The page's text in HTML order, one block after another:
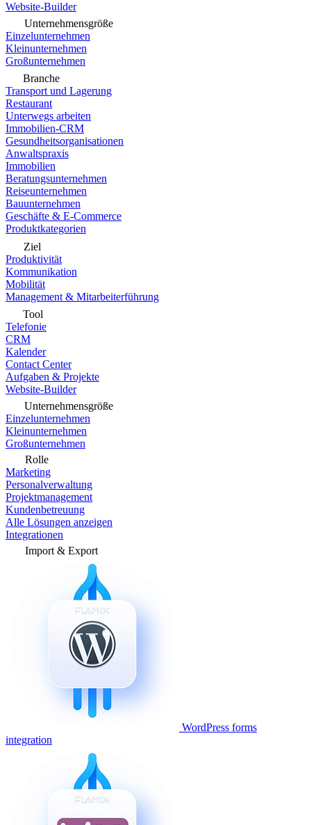
Website-Builder
Unternehmensgröße
Einzelunternehmen
Kleinunternehmen
Großunternehmen
Branche
Transport und Lagerung
Restaurant
Unterwegs arbeiten
Immobilien-CRM
Gesundheitsorganisationen
Anwaltspraxis
Immobilien
Beratungsunternehmen
Reiseunternehmen
Bauunternehmen
Geschäfte & E-Commerce
Produktkategorien
Ziel
Produktivität
Kommunikation
Mobilität
Management & Mitarbeiterführung
Tool
Telefonie
CRM
Kalender
Contact Center
Aufgaben & Projekte
Website-Builder
Unternehmensgröße
Einzelunternehmen
Kleinunternehmen
Großunternehmen
Rolle
Marketing
Personalverwaltung
Projektmanagement
Kundenbetreuung
Alle Lösungen anzeigen
Integrationen
Import & Export
WordPress forms
integration